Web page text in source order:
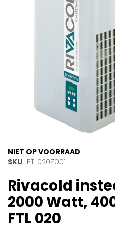
Ga
naar
begin
van
de
afbeeldingen-
gallerij
NIET OP VOORRAAD
SKU FTL020Z001
Rivacold
2000 Watt,
FTL 020